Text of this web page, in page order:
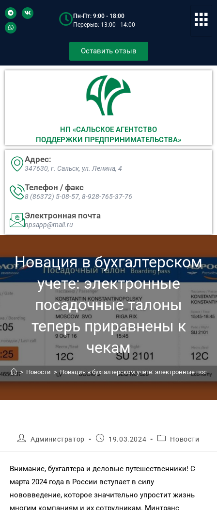
Пн-Пт: 9:00 - 18:00
Перерыв: 13:00 - 14:00
Оставить отзыв
НП «САЛЬСКОЕ АГЕНТСТВО
ПОДДЕРЖКИ ПРЕДПРИНИМАТЕЛЬСТВА»
Адрес:
347630, г. Сальск, ул. Ленина, 4​
Телефон / факс
8 (86372) 5-08-57, 8-928-765-37-76
Электронная почта
npsapp@mail.ru
Новация в бухгалтерском
учете: электронные
посадочные талоны
теперь приравнены к
чекам
> Новости > Новация в бухгалтерском учете: электронные
Администратор 19.03.2024 Новости
Внимание, бухгалтера и деловые путешественники! С
марта 2024 года в России вступает в силу
нововведение, которое значительно упростит жизнь
многим компаниям и их сотрудникам. Минтранс